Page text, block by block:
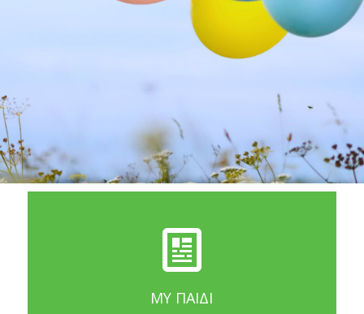
MY ΠΑΙΔΊ